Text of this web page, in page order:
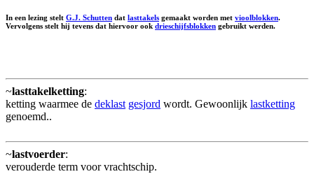
In een lezing stelt G.J. Schutten dat lasttakels gemaakt worden met vioolblokken.
Vervolgens stelt hij tevens dat hiervoor ook drieschijfsblokken gebruikt werden.
~lasttakelketting:
ketting waarmee de deklast gesjord wordt. Gewoonlijk lastketting
genoemd..
~lastvoerder:
verouderde term voor vrachtschip.